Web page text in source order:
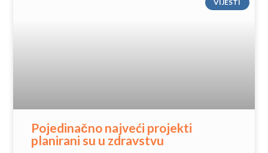
VIJESTI
Pojedinačno najveći projekti
planirani su u zdravstvu